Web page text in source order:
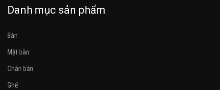
Danh mục sản phẩm
Bàn
Mặt bàn
Chân bàn
Ghế